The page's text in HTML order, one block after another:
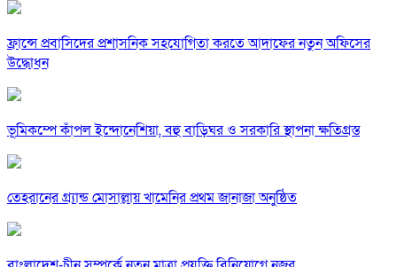
ফ্রান্সে প্রবাসিদের প্রশাসনিক সহযোগিতা করতে আদাফের নতুন অফিসের
উদ্ধোধন
ভূমিকম্পে কাঁপল ইন্দোনেশিয়া, বহু বাড়িঘর ও সরকারি স্থাপনা ক্ষতিগ্রস্ত
তেহরানের গ্র্যান্ড মোসাল্লায় খামেনির প্রথম জানাজা অনুষ্ঠিত